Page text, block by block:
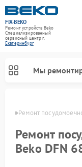
FIX-BEKO
Ремонт устройств Beko
Специализированный
cервисный центр г.
Екатеринбург
Мы
Ремонт
Ремонт
Beko DFN